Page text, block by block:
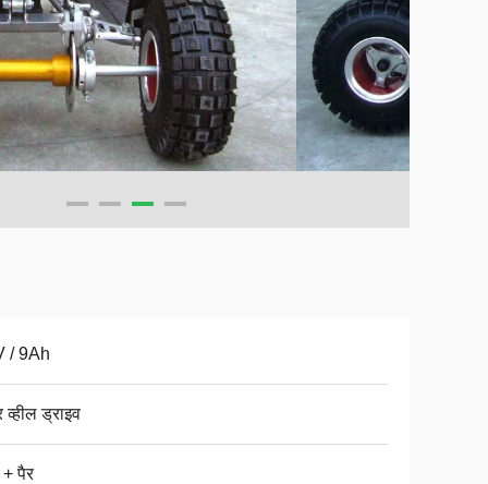
/ 9Ah
व्हील ड्राइव
+ पैर